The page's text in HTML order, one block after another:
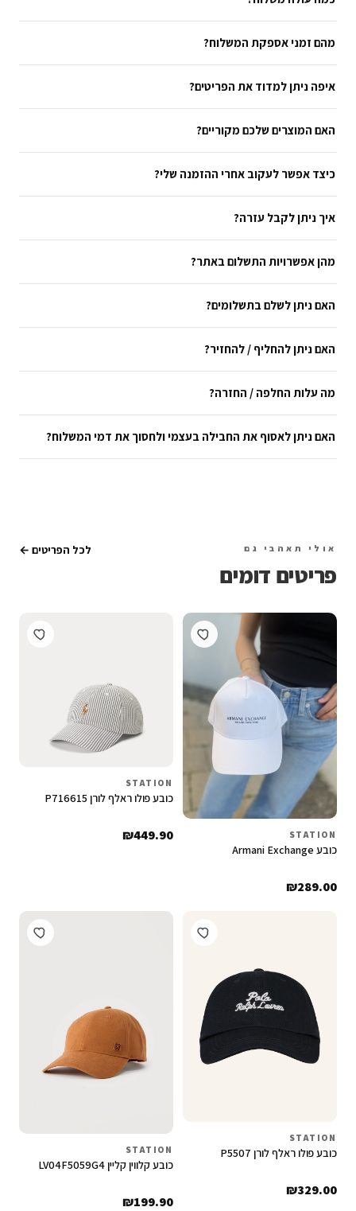
מהם זמני אספקת המשלוח?
איפה ניתן למדוד את הפריטים?
האם המוצרים שלכם מקוריים?
כיצד אפשר לעקוב אחרי ההזמנה שלי?
איך ניתן לקבל עזרה?
מהן אפשרויות התשלום באתר?
האם ניתן לשלם בתשלומים?
האם ניתן להחליף / להחזיר?
מה עלות החלפה / החזרה?
האם ניתן לאסוף את החבילה בעצמי ולחסוך את דמי המשלוח?
אולי תאהבי גם
פריטים דומים
לכל הפריטים ←
STATION
כובע Armani Exchange
₪289.00
STATION
כובע פולו ראלף לורן P716615
₪449.90
STATION
כובע פולו ראלף לורן P5507
₪329.00
STATION
כובע קלווין קליין LV04F5059G4
₪199.90